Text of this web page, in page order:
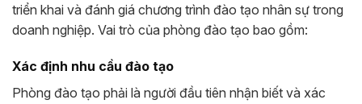
triển khai và đánh giá chương trình đào tạo nhân sự trong
doanh nghiệp. Vai trò của phòng đào tạo bao gồm:
Xác định nhu cầu đào tạo
Phòng đào tạo phải là người đầu tiên nhận biết và xác